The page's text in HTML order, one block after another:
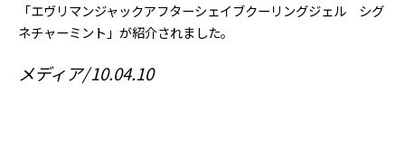
「エヴリマンジャックアフターシェイブクーリングジェル シグ
ネチャーミント」が紹介されました。
メディア 10.04.10